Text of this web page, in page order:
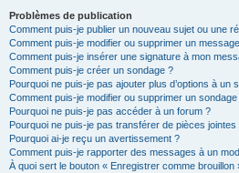
Problèmes de publication
Comment puis-je publier un nouveau sujet ou une
Comment puis-je modifier ou supprimer un
Comment puis-je insérer une signature à mon
Comment puis-je créer un sondage ?
Pourquoi ne puis-je pas ajouter plus d’options à un
Comment puis-je modifier ou supprimer un sondage
Pourquoi ne puis-je pas accéder à un forum ?
Pourquoi ne puis-je pas transférer de pièces jointes
Pourquoi ai-je reçu un avertissement ?
Comment puis-je rapporter des messages à un
À quoi sert le bouton « Enregistrer comme brouillon